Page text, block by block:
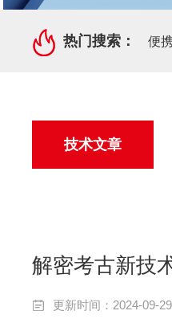
热门搜索： 便
技术文章
解密考古新技
更新时间：2024-09-29